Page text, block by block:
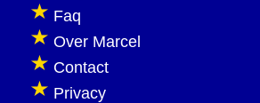
Faq
Over Marcel
Contact
Privacy